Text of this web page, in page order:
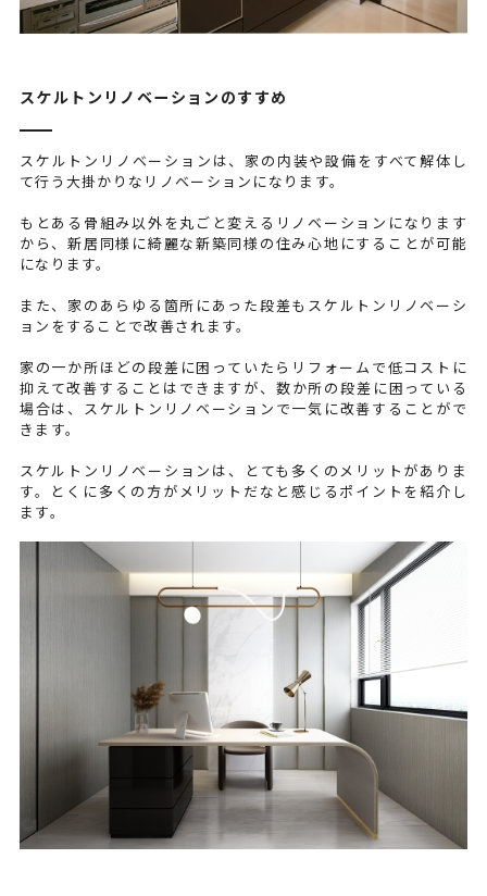
スケルトンリノベーションのすすめ
スケルトンリノベーションは、家の内装や設備をすべて解体し
て行う大掛かりなリノベーションになります。
もとある骨組み以外を丸ごと変えるリノベーションになります
から、新居同様に綺麗な新築同様の住み心地にすることが可能
になります。
また、家のあらゆる箇所にあった段差もスケルトンリノベーシ
ョンをすることで改善されます。
家の一か所ほどの段差に困っていたらリフォームで低コストに
抑えて改善することはできますが、数か所の段差に困っている
場合は、スケルトンリノベーションで一気に改善することがで
きます。
スケルトンリノベーションは、とても多くのメリットがありま
す。とくに多くの方がメリットだなと感じるポイントを紹介し
ます。